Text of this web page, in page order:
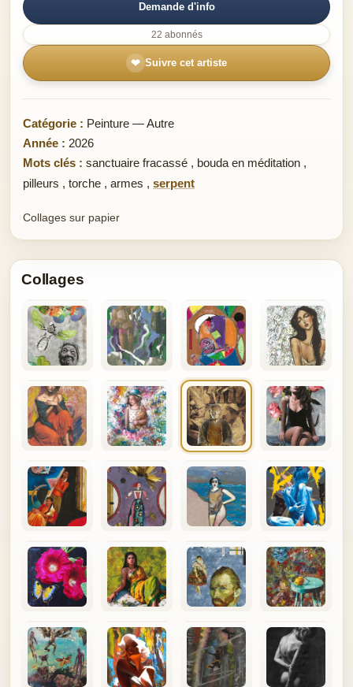
Demande d'info
22 abonnés
❤ Suivre cet artiste
Catégorie : Peinture — Autre
Année : 2026
Mots clés : sanctuaire fracassé , bouda en méditation ,
pilleurs , torche , armes , serpent
Collages sur papier
Collages